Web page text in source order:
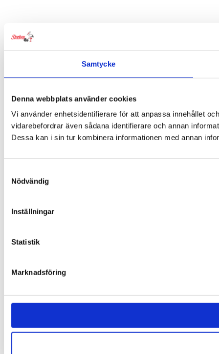
Samtycke
Denna webbplats använder cookies
Vi använder enhetsidentifierare för att anpassa innehållet
vidarebefordrar även sådana identifierare och annan
Dessa kan i sin tur kombinera informationen med annan
Nödvändig
Inställningar
Statistik
Marknadsföring